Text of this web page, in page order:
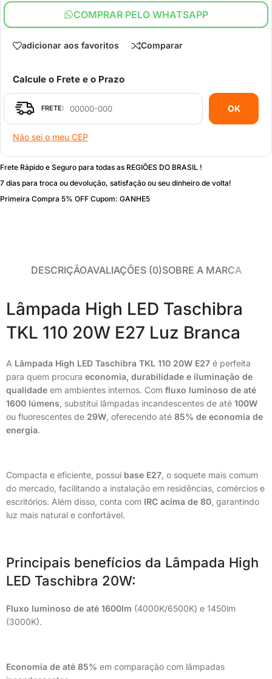
COMPRAR PELO WHATSAPP
adicionar aos favoritos Comparar
Calcule o Frete e o Prazo
OK
Não sei o meu CEP
Frete Rápido e Seguro para todas as REGIÕES DO BRASIL !
7 dias para troca ou devolução, satisfação ou seu dinheiro de volta!
Primeira Compra 5% OFF Cupom: GANHE5
DESCRIÇÃOAVALIAÇÕES (0)SOBRE A MARCA
Lâmpada High LED Taschibra
TKL 110 20W E27 Luz Branca
A Lâmpada High LED Taschibra TKL 110 20W E27 é perfeita
para quem procura economia, durabilidade e iluminação de
qualidade em ambientes internos. Com fluxo luminoso de até
1600 lúmens , substitui lâmpadas incandescentes de até 100W
ou fluorescentes de 29W , oferecendo até 85% de economia de
energia.
Compacta e eficiente, possui base E27 , o soquete mais comum
do mercado, facilitando a instalação em residências, comércios e
escritórios. Além disso, conta com IRC acima de 80 , garantindo
luz mais natural e confortável.
Principais benefícios da Lâmpada High
LED Taschibra 20W:
Fluxo luminoso de até 1600lm (4000K/6500K) e 1450lm
(3000K).
Economia de até 85% em comparação com lâmpadas